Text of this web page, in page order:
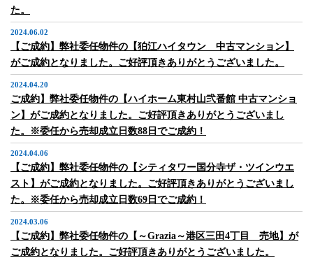
た。
2024.06.02
【ご成約】弊社委任物件の【狛江ハイタウン 中古マンション】
がご成約となりました。ご好評頂きありがとうございました。
2024.04.20
ご成約】弊社委任物件の【ハイホーム東村山弐番館 中古マンショ
ン】がご成約となりました。ご好評頂きありがとうございまし
た。※委任から売却成立日数88日でご成約！
2024.04.06
【ご成約】弊社委任物件の【シティタワー国分寺ザ・ツインウエ
スト】がご成約となりました。ご好評頂きありがとうございまし
た。※委任から売却成立日数69日でご成約！
2024.03.06
【ご成約】弊社委任物件の【～Grazia～港区三田4丁目 売地】が
ご成約となりました。ご好評頂きありがとうございました。